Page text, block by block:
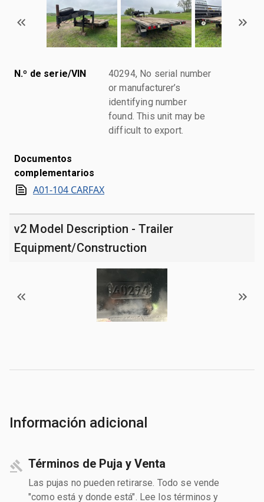
N.º de serie/VIN
40294, No serial number
or manufacturer’s
identifying number
found. This unit may be
difficult to export.
Documentos
complementarios
A01-104 CARFAX
v2 Model Description - Trailer
Equipment/Construction
Información adicional
Términos de Puja y Venta
Las pujas no pueden retirarse. Todo se vende
"como está y donde está". Lee los términos y